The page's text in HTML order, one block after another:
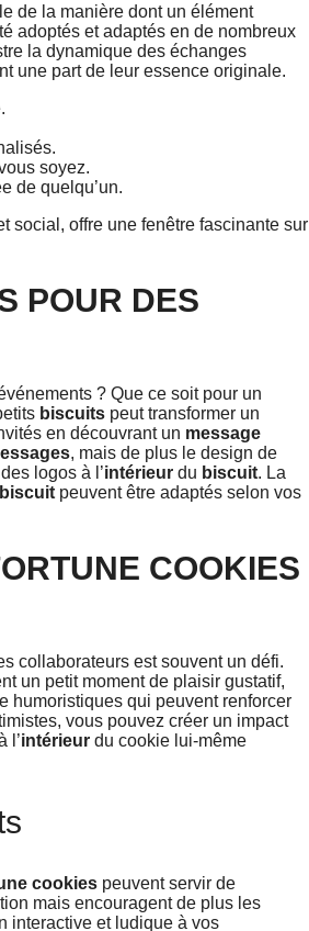
de la manière dont un élément
adoptés et adaptés en de nombreux
la dynamique des échanges
une part de leur essence originale.
soyez.
de quelqu’un.
social, offre une fenêtre fascinante sur
POUR DES
? Que ce soit pour un
biscuits peut transformer un
en découvrant un message
, mais de plus le design de
logos à l’intérieur du biscuit. La
biscuit peuvent être adaptés selon vos
COOKIES
collaborateurs est souvent un défi.
un petit moment de plaisir gustatif,
humoristiques qui peuvent renforcer
vous pouvez créer un impact
l’intérieur du cookie lui-même
cookies peuvent servir de
mais encouragent de plus les
interactive et ludique à vos